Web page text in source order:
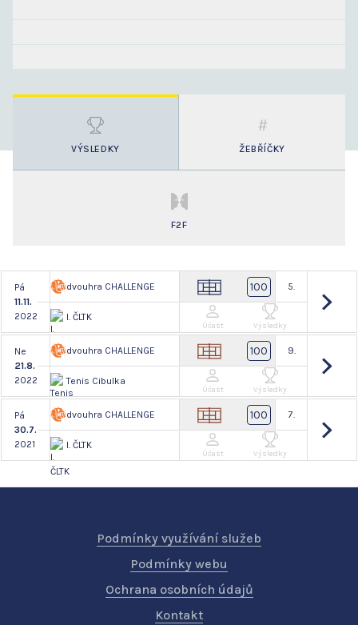
VÝSLEDKY ŽEBŘÍČKY
F2F
Pá
11.11.
2022
dvouhra CHALLENGE
I. ČLTK
100 5.
Účast Výsledky
Ne
21.8.
2022
dvouhra CHALLENGE
Tenis Cibulka
100 9.
Účast Výsledky
Pá
30.7.
2021
dvouhra CHALLENGE
I. ČLTK
100 7.
Účast Výsledky
Podmínky využívání služeb
Podmínky webu
Ochrana osobních údajů
Kontakt